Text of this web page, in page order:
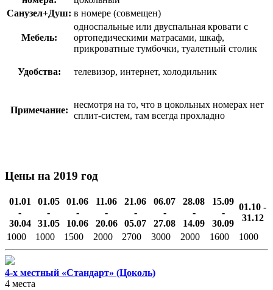
Санузел+Душ: в номере (совмещен)
Мебель:
односпальные или двуспальная кровати с
ортопедическими матрасами, шкаф,
прикроватные тумбочки, туалетный столик
Удобства: телевизор, интернет, холодильник
Примечание:
несмотря на то, что в цокольных номерах нет
сплит-систем, там всегда прохладно
Цены на 2019 год
01.01
-
30.04
01.05
-
31.05
01.06
-
10.06
11.06
-
20.06
21.06
-
05.07
06.07
-
27.08
28.08
-
14.09
15.09
-
30.09
01.10 -
31.12
1000
1000 1500 2000 2700 3000 2000 1600 1000
4-х местный «Стандарт» (Цоколь)
4 места